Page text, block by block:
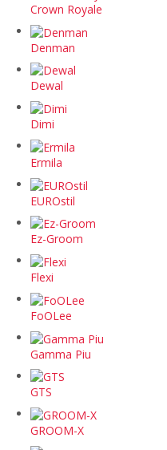
Crown Royale
Denman
Dewal
Dimi
Ermila
EUROstil
Ez-Groom
Flexi
FoOLee
Gamma Piu
GTS
GROOM-X